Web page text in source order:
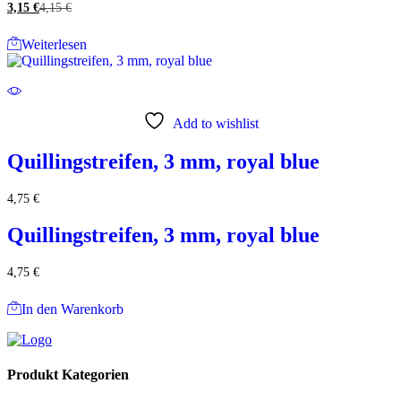
3,15 €4,15€
Weiterlesen
Add to wishlist
Quillingstreifen, 3 mm, royal blue
4,75 €
Quillingstreifen, 3 mm, royal blue
4,75 €
In den Warenkorb
Produkt Kategorien